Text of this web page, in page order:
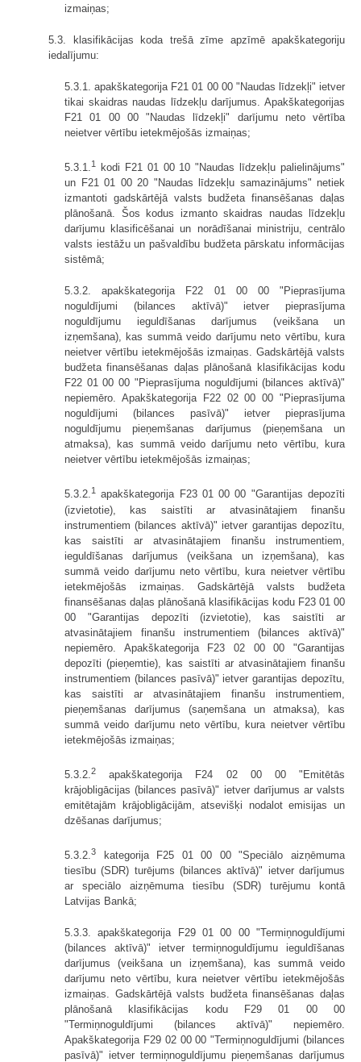
izmaiņas;
5.3. klasifikācijas koda trešā zīme apzīmē apakškategoriju
iedalījumu:
5.3.1. apakškategorija F21 01 00 00 "Naudas līdzekļi" ietver
tikai skaidras naudas līdzekļu darījumus. Apakškategorijas
F21 01 00 00 "Naudas līdzekļi" darījumu neto vērtība
neietver vērtību ietekmējošās izmaiņas;
5.3.1.1
kodi F21 01 00 10 "Naudas līdzekļu palielinājums"
un F21 01 00 20 "Naudas līdzekļu samazinājums" netiek
izmantoti gadskārtējā valsts budžeta finansēšanas daļas
plānošanā. Šos kodus izmanto skaidras naudas līdzekļu
darījumu klasificēšanai un norādīšanai ministriju, centrālo
valsts iestāžu un pašvaldību budžeta pārskatu informācijas
sistēmā;
5.3.2. apakškategorija F22 01 00 00 "Pieprasījuma
noguldījumi (bilances aktīvā)" ietver pieprasījuma
noguldījumu ieguldīšanas darījumus (veikšana un
izņemšana), kas summā veido darījumu neto vērtību, kura
neietver vērtību ietekmējošās izmaiņas. Gadskārtējā valsts
budžeta finansēšanas daļas plānošanā klasifikācijas kodu
F22 01 00 00 "Pieprasījuma noguldījumi (bilances aktīvā)"
nepiemēro. Apakškategorija F22 02 00 00 "Pieprasījuma
noguldījumi (bilances pasīvā)" ietver pieprasījuma
noguldījumu pieņemšanas darījumus (pieņemšana un
atmaksa), kas summā veido darījumu neto vērtību, kura
neietver vērtību ietekmējošās izmaiņas;
5.3.2.1
apakškategorija F23 01 00 00 "Garantijas depozīti
(izvietotie), kas saistīti ar atvasinātajiem finanšu
instrumentiem (bilances aktīvā)" ietver garantijas depozītu,
kas saistīti ar atvasinātajiem finanšu instrumentiem,
ieguldīšanas darījumus (veikšana un izņemšana), kas
summā veido darījumu neto vērtību, kura neietver vērtību
ietekmējošās izmaiņas. Gadskārtējā valsts budžeta
finansēšanas daļas plānošanā klasifikācijas kodu F23 01 00
00 "Garantijas depozīti (izvietotie), kas saistīti ar
atvasinātajiem finanšu instrumentiem (bilances aktīvā)"
nepiemēro. Apakškategorija F23 02 00 00 "Garantijas
depozīti (pieņemtie), kas saistīti ar atvasinātajiem finanšu
instrumentiem (bilances pasīvā)" ietver garantijas depozītu,
kas saistīti ar atvasinātajiem finanšu instrumentiem,
pieņemšanas darījumus (saņemšana un atmaksa), kas
summā veido darījumu neto vērtību, kura neietver vērtību
ietekmējošās izmaiņas;
5.3.2. 2
apakškategorija F24 02 00 00 "Emitētās
krājobligācijas (bilances pasīvā)" ietver darījumus ar valsts
emitētajām krājobligācijām, atsevišķi nodalot emisijas un
dzēšanas darījumus;
5.3.2.3
kategorija F25 01 00 00 "Speciālo aizņēmuma
tiesību (SDR) turējums (bilances aktīvā)" ietver darījumus
ar speciālo aizņēmuma tiesību (SDR) turējumu kontā
Latvijas Bankā;
5.3.3. apakškategorija F29 01 00 00 "Termiņnoguldījumi
(bilances aktīvā)" ietver termiņnoguldījumu ieguldīšanas
darījumus (veikšana un izņemšana), kas summā veido
darījumu neto vērtību, kura neietver vērtību ietekmējošās
izmaiņas. Gadskārtējā valsts budžeta finansēšanas daļas
plānošanā klasifikācijas kodu F29 01 00 00
"Termiņnoguldījumi (bilances aktīvā)" nepiemēro.
Apakškategorija F29 02 00 00 "Termiņnoguldījumi (bilances
pasīvā)" ietver termiņnoguldījumu pieņemšanas darījumus